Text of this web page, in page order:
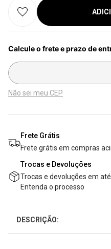
Não sei meu CEP
Frete Grátis
Frete grátis em compras
Trocas e Devoluções
Trocas e devoluções em
Entenda o processo
DESCRIÇÃO: